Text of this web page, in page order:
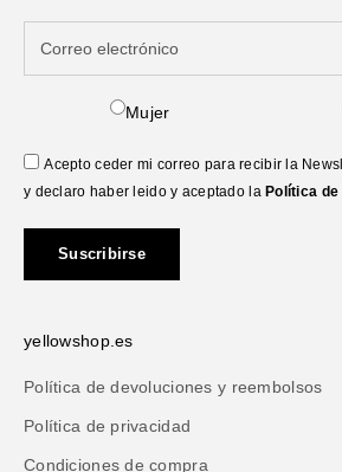
Mujer
Acepto ceder mi correo para recibir la
y declaro haber leido y aceptado la Política
Suscribirse
yellowshop.es
Política de devoluciones y reembolsos
Política de privacidad
Condiciones de compra